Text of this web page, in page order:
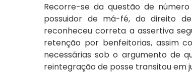
Recorre-se da questão de
possuidor de má-fé, do direito
reconheceu correta a assertiva
retenção por benfeitorias, assim
necessárias sob o argumento de
reintegração de posse transitou em